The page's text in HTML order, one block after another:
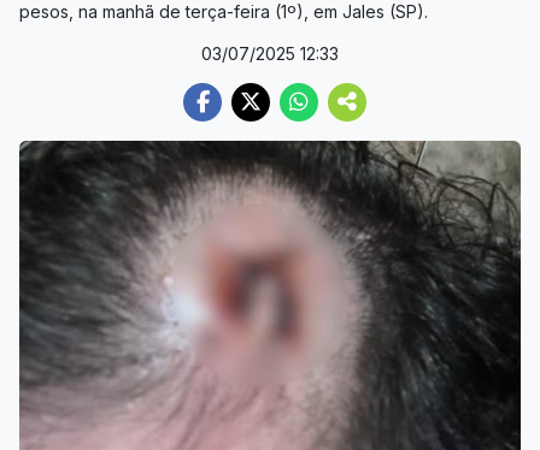
pesos, na manhã de terça-feira (1º), em Jales (SP).
03/07/2025 12:33